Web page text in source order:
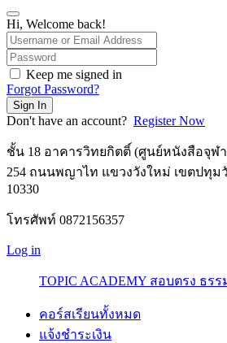
Hi, Welcome back!
Keep me signed in
Forgot Password?
Sign In
Don't have an account? Register Now
ชั้น 18 อาคารวิทยกิตติ์ (ศูนย์หนังสือจุฬ
254 ถนนพญาไท แขวงวังใหม่ เขตปทุม
10330
โทรศัพท์ 0872156357
Log in
TOPIC ACADEMY สอบตรง ธร
คอร์สเรียนทั้งหมด
แจ้งชำระเงิน